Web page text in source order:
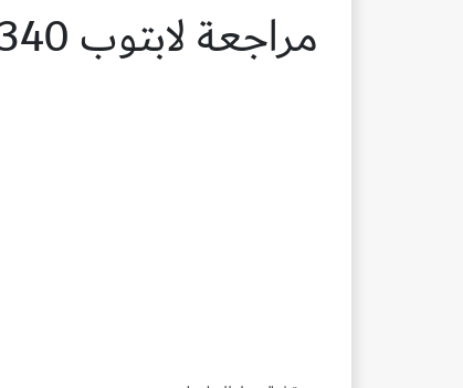
مراجعة لابتوب lenovo ideapad L340